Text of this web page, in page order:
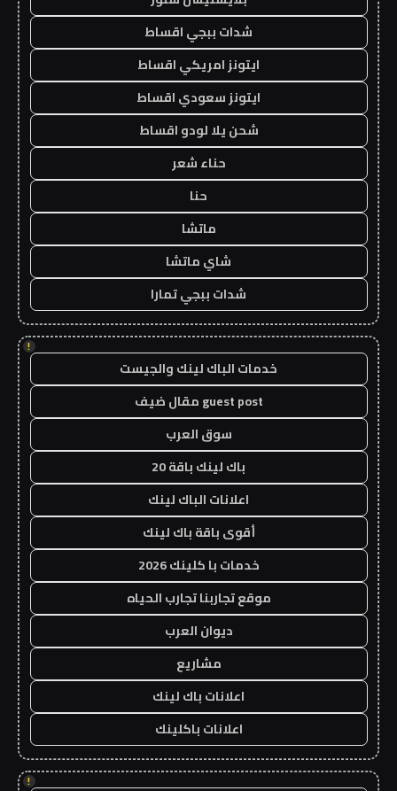
شدات ببجي اقساط
ايتونز امريكي اقساط
ايتونز سعودي اقساط
شحن يلا لودو اقساط
حناء شعر
حنا
ماتشا
شاي ماتشا
شدات ببجي تمارا
!
خدمات الباك لينك والجيست
guest post مقال ضيف
سوق العرب
باك لينك باقة 20
اعلانات الباك لينك
أقوى باقة باك لينك
خدمات با كلينك 2026
موقع تجاربنا تجارب الحياه
ديوان العرب
مشاريع
اعلانات باك لينك
اعلانات باكلينك
!